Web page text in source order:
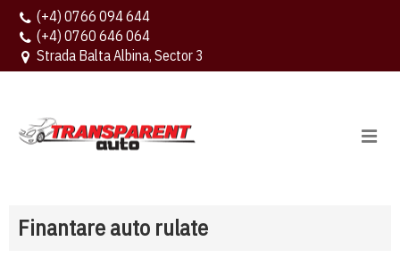
(+4) 0766 094 644
(+4) 0760 646 064
Strada Balta Albina, Sector 3
Finantare auto rulate